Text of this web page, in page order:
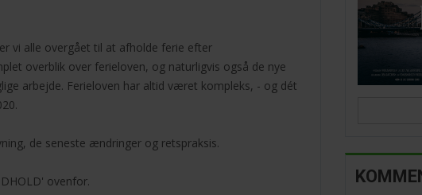
vi alle overgået til at afholde ferie efter
overblik over ferieloven, og naturligvis også de nye
arbejde. Ferieloven har altid været kompleks, - og dét
de seneste ændringer og retspraksis.
ovenfor.